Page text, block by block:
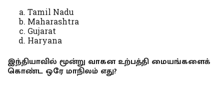
Tamil Nadu
Maharashtra
Gujarat
Haryana
இந்தியாவில் மூன்று வாகன உற்பத்தி மையங்களைக்
கொண்ட ஒரே மாநிலம் எது?